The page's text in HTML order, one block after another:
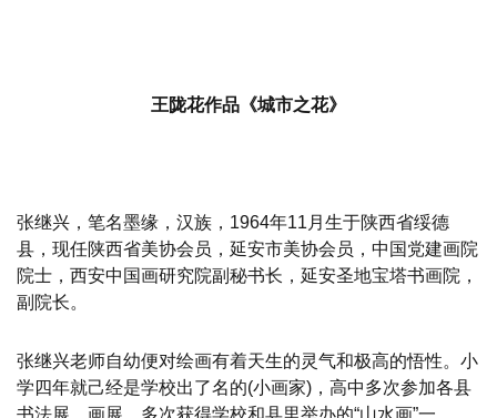
王陇花作品《城市之花》
张继兴，笔名墨缘，汉族，1964年11月生于陕西省绥德
县，现任陕西省美协会员，延安市美协会员，中国党建画院
院士，西安中国画研究院副秘书长，延安圣地宝塔书画院，
副院长。
张继兴老师自幼便对绘画有着天生的灵气和极高的悟性。小
学四年就己经是学校出了名的(小画家)，高中多次参加各县
书法展，画展，多次获得学校和县里举办的“山水画”一、